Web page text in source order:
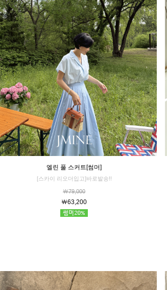
엘린 풀 스커트[썸머]
[스카이 리오더입고]바로발송!!
￦79,000
￦63,200